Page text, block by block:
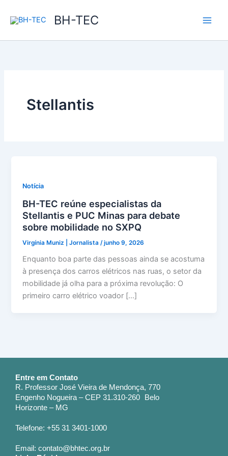
para
conteúdo
BH-TEC
Stellantis
Notícia
BH-TEC reúne especialistas da
Stellantis e PUC Minas para debate
sobre mobilidade no SXPQ
Virgínia Muniz | Jornalista /junho 9, 2026
Enquanto boa parte das pessoas ainda se acostuma
à presença dos carros elétricos nas ruas, o setor da
mobilidade já olha para a próxima revolução: O
primeiro carro elétrico voador […]
Entre em Contato
R. Professor José Vieira de Mendonça, 770
Engenho Nogueira – CEP 31.310-260 Belo
Horizonte – MG
Telefone: +55 31 3401-1000
Email: contato@bhtec.org.br